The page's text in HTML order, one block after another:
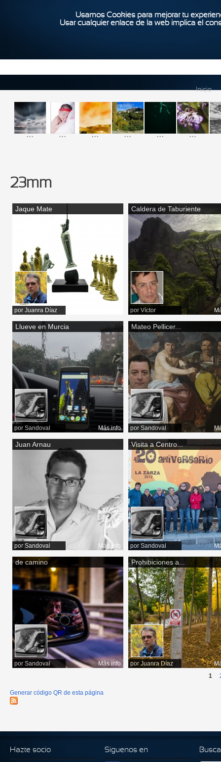
Usamos Cookies para mejorar tu
Usar cualquier enlace de la web implica el
Inicio
... ... ... ... ... ...
23mm
Jaque Mate
por Juanra Díaz
Caldera de Taburiente
por Víctor
Llueve en Murcia
por Sandoval Más info
Mateo Pellicer...
por Sandoval
Juan Arnau
por Sandoval Más info
Visita a Centro...
por Sandoval
de camino
por Sandoval Más info
Prohibiciones a...
por Juanra Díaz
Páginas
1
Generar código QR de esta página
Hazte socio Siguenos en